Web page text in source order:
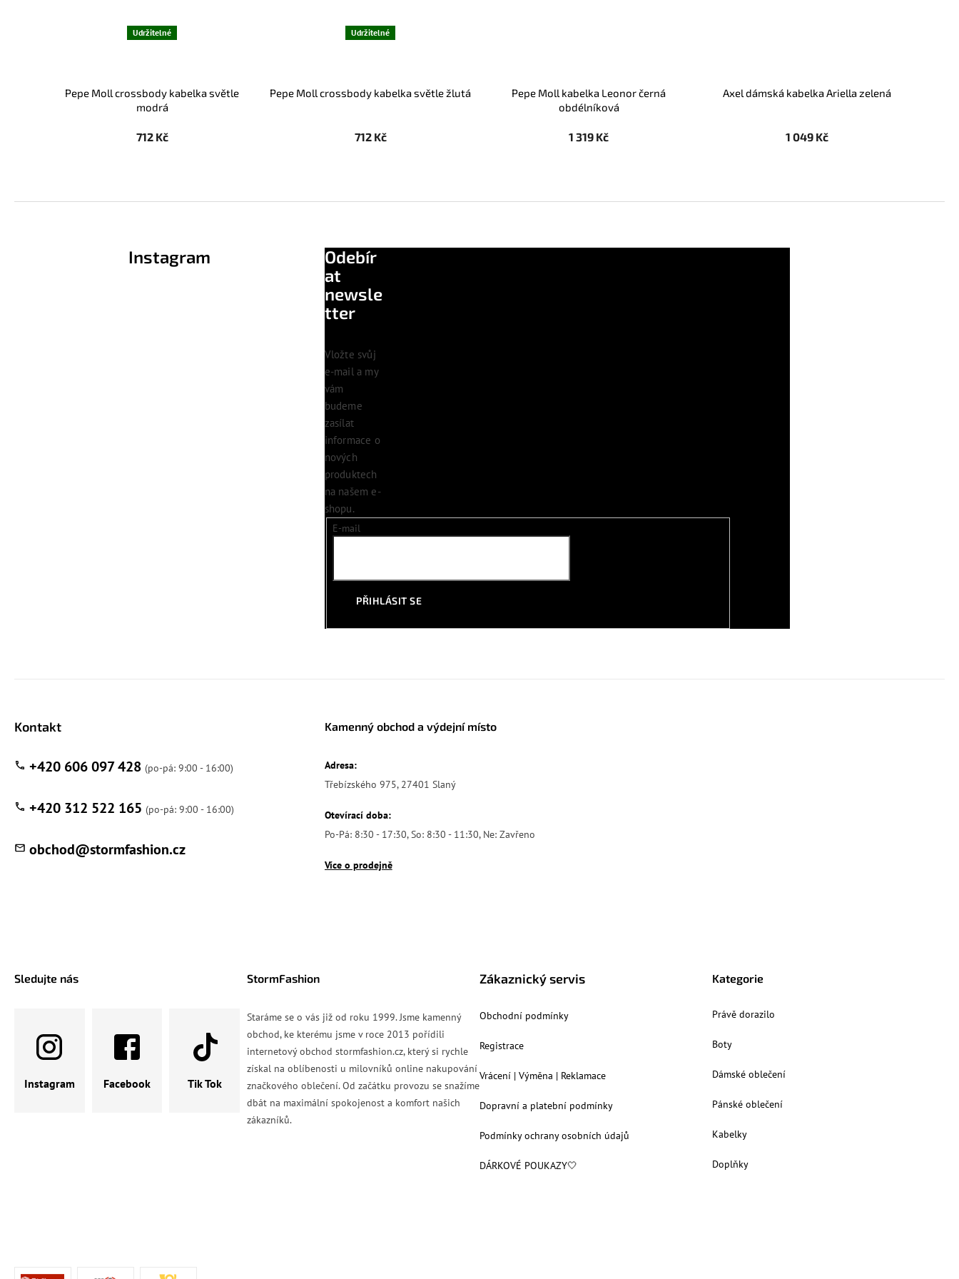
Udržitelné
Pepe Moll crossbody kabelka světle
modrá
712 Kč
Udržitelné
Pepe Moll crossbody kabelka světle žlutá
712 Kč
Pepe Moll kabelka Leonor černá
obdélníková
1 319 Kč
Axel dámská kabelka Ariella zelená
1 049 Kč
Instagram
Odebír
at
newsle
tter
Vložte svůj
e-mail a my
vám
budeme
zasílat
informace o
nových
produktech
na našem e-
shopu.
E-mail
PŘIHLÁSIT SE
Kontakt
obchod@stormfashion.cz
+420 606 097 428
+420 312 522 165
Kamenný obchod a výdejní místo
Adresa:
Třebízského 975, 27401 Slaný
Otevírací doba:
Po-Pá: 8:30 - 17:30, So: 8:30 - 11:30, Ne: Zavřeno
Více o prodejně
Sledujte nás
Instagram Facebook Tik Tok
StormFashion
Staráme se o vás již od roku 1999. Jsme kamenný
obchod, ke kterému jsme v roce 2013 pořídili
internetový obchod stormfashion.cz, který si rychle
získal na oblíbenosti u milovníků online nakupování
značkového oblečení. Od začátku provozu se snažíme
dbát na maximální spokojenost a komfort našich
zákazníků.
Zákaznický servis
Obchodní podmínky
Registrace
Vrácení | Výměna | Reklamace
Dopravní a platební podmínky
Podmínky ochrany osobních údajů
DÁRKOVÉ POUKAZY🤍
Kategorie
Právě dorazilo
Boty
Dámské oblečení
Pánské oblečení
Kabelky
Doplňky